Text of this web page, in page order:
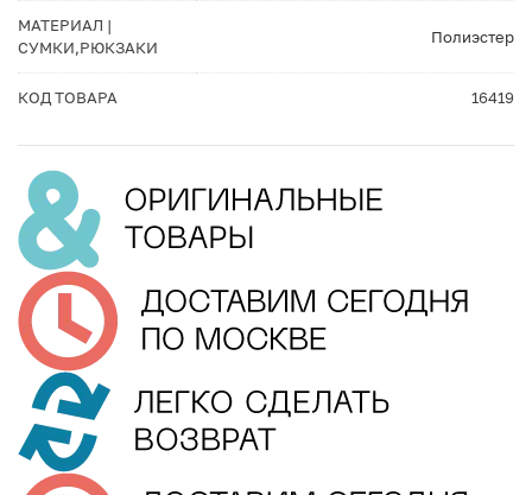
МАТЕРИАЛ |
СУМКИ,РЮКЗАКИ
Полиэстер
КОД ТОВАРА 16419